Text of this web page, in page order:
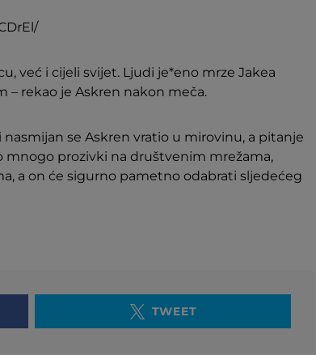
već i cijeli svijet. Ljudi je*eno mrze Jakea
– rekao je Askren nakon meča.
nasmijan se Askren vratio u mirovinu, a pitanje
mnogo prozivki na društvenim mrežama,
a on će sigurno pametno odabrati sljedećeg
TWEET